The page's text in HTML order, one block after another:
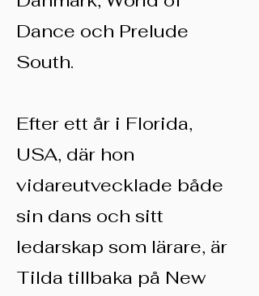
Dance och Prelude
South.
Efter ett år i Florida,
USA, där hon
vidareutvecklade både
sin dans och sitt
ledarskap som lärare, är
Tilda tillbaka på New